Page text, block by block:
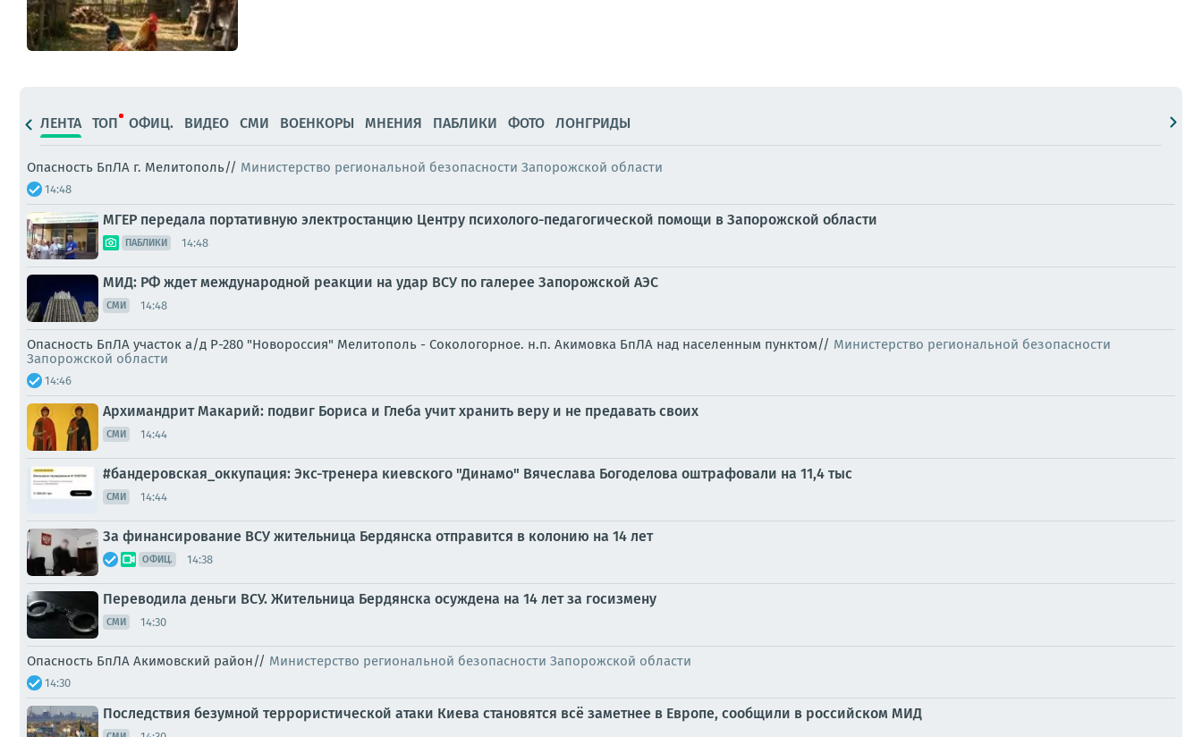
ЛЕНТА ТОП ОФИЦ. ВИДЕО СМИ ВОЕНКОРЫ МНЕНИЯ ПАБЛИКИ ФОТО ЛОНГРИДЫ
Опасность БпЛА г. Мелитополь// Министерство региональной безопасности Запорожской области
14:48
МГЕР передала портативную электростанцию Центру психолого-педагогической помощи в Запорожской области
ПАБЛИКИ 14:48
МИД: РФ ждет международной реакции на удар ВСУ по галерее Запорожской АЭС
СМИ 14:48
Опасность БпЛА участок а/д Р-280 "Новороссия" Мелитополь - Сокологорное. н.п. Акимовка БпЛА над населенным пунктом// Министерство региональной безопасности
Запорожской области
14:46
Архимандрит Макарий: подвиг Бориса и Глеба учит хранить веру и не предавать своих
СМИ 14:44
#бандеровская_оккупация: Экс-тренера киевского "Динамо" Вячеслава Богоделова оштрафовали на 11,4 тыс
СМИ 14:44
За финансирование ВСУ жительница Бердянска отправится в колонию на 14 лет
ОФИЦ. 14:38
Переводила деньги ВСУ. Жительница Бердянска осуждена на 14 лет за госизмену
СМИ 14:30
Опасность БпЛА Акимовский район// Министерство региональной безопасности Запорожской области
14:30
Последствия безумной террористической атаки Киева становятся всё заметнее в Европе, сообщили в российском МИД